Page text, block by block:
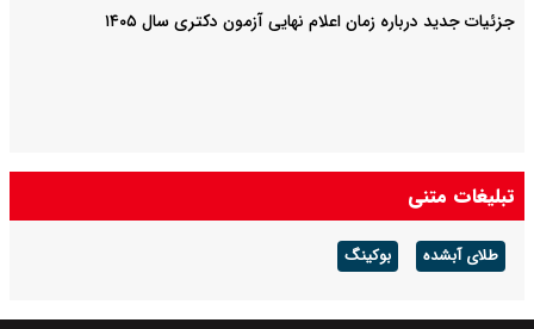
جزئیات جدید درباره زمان اعلام نهایی آزمون دکتری سال ۱۴۰۵
تبلیغات متنی
طلای آبشده بوکینگ